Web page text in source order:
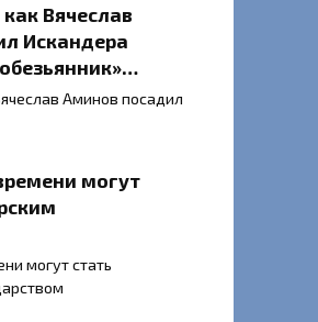
Вячеслав
Искандера
Аминов посадил
могут
могут стать